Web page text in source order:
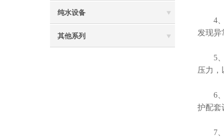
纯水设备
其他系列
4、
发现异
5、
压力，
6、
护配套
7、